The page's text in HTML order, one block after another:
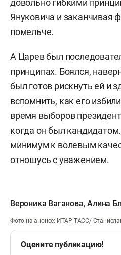
довольно гибкими
Януковича и заканчивая
помельче.
А Царев был
принципах. Боялся,
был готов рискнуть ей и
вспомнить, как его
время выборов
когда он был
минимум к волевым
отношусь с уважением.
Вероника Ваганова,Алина
Фото на анонсе: ИТАР-ТАСС/
Оцените публикацию!